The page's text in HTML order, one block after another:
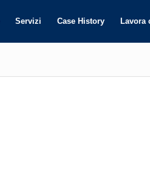
Servizi Case History Lavora